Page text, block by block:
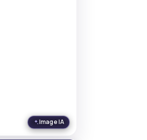
Image IA